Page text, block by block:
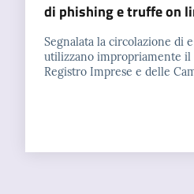
di phishing e truffe on
Segnalata la circolazione di
utilizzano impropriamente
Registro Imprese e delle